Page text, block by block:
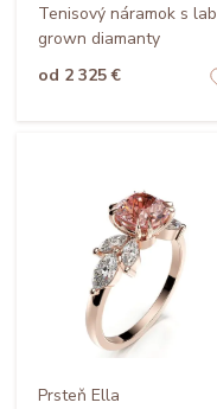
Tenisový náramok s lab
grown diamanty
od 2 325 €
Prsteň Ella